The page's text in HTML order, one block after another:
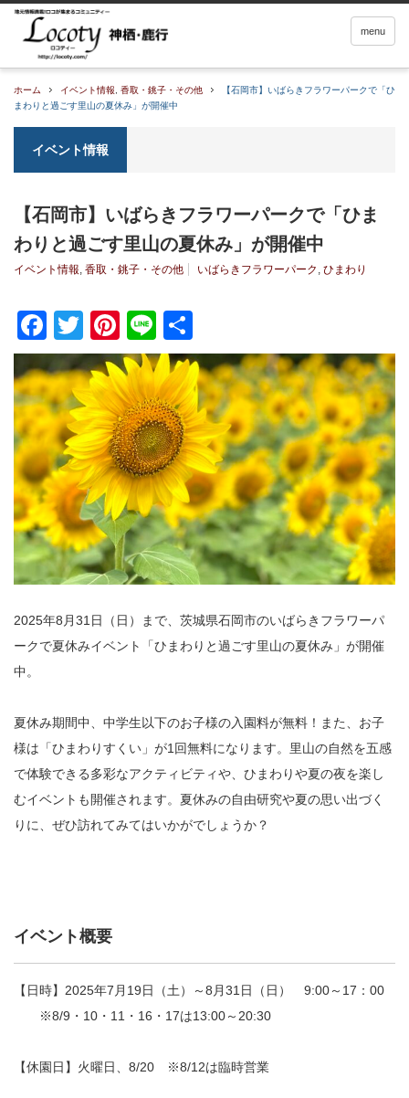
menu
ホーム イベント情報 香取・銚子・その他
【石岡市】いばらきフラワーパークで「ひ
まわりと過ごす里山の夏休み」が開催中
イベント情報
【石岡市】いばらきフラワーパークで「ひま
わりと過ごす里山の夏休み」が開催中
イベント情報, 香取・銚子・その他 いばらきフラワーパーク , ひまわり
Facebook
TwitterPinterest
Line
有
2025年8月31日（日）まで、茨城県石岡市のいばらきフラワーパ
ークで夏休みイベント「ひまわりと過ごす里山の夏休み」が開催
中。
夏休み期間中、中学生以下のお子様の入園料が無料！また、お子
様は「ひまわりすくい」が1回無料になります。里山の自然を五感
で体験できる多彩なアクティビティや、ひまわりや夏の夜を楽し
むイベントも開催されます。夏休みの自由研究や夏の思い出づく
りに、ぜひ訪れてみてはいかがでしょうか？
イベント概要
【日時】2025年7月19日（土）～8月31日（日） 9:00～17：00
※8/9・10・11・16・17は13:00～20:30
【休園日】火曜日、8/20 ※8/12は臨時営業